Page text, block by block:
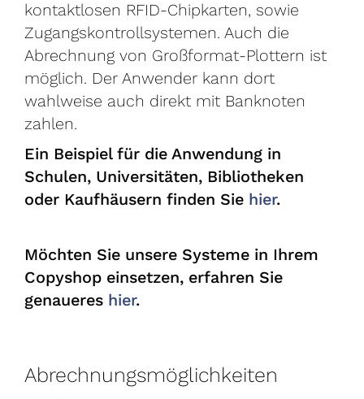
kontaktlosen RFID-Chipkarten, sowie
Zugangskontrollsystemen. Auch die
Abrechnung von Großformat-Plottern ist
möglich. Der Anwender kann dort
wahlweise auch direkt mit Banknoten
zahlen.
Ein Beispiel für die Anwendung in
Schulen, Universitäten, Bibliotheken
oder Kaufhäusern finden Sie hier.
Möchten Sie unsere Systeme in Ihrem
Copyshop einsetzen, erfahren Sie
genaueres hier.
Abrechnungsmöglichkeiten